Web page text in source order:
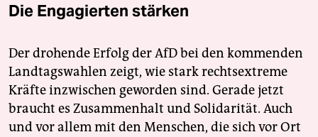
Die Engagierten stärken
Der drohende Erfolg der AfD bei den kommenden
Landtagswahlen zeigt, wie stark rechtsextreme
Kräfte inzwischen geworden sind. Gerade jetzt
braucht es Zusammenhalt und Solidarität. Auch
und vor allem mit den Menschen, die sich vor Ort